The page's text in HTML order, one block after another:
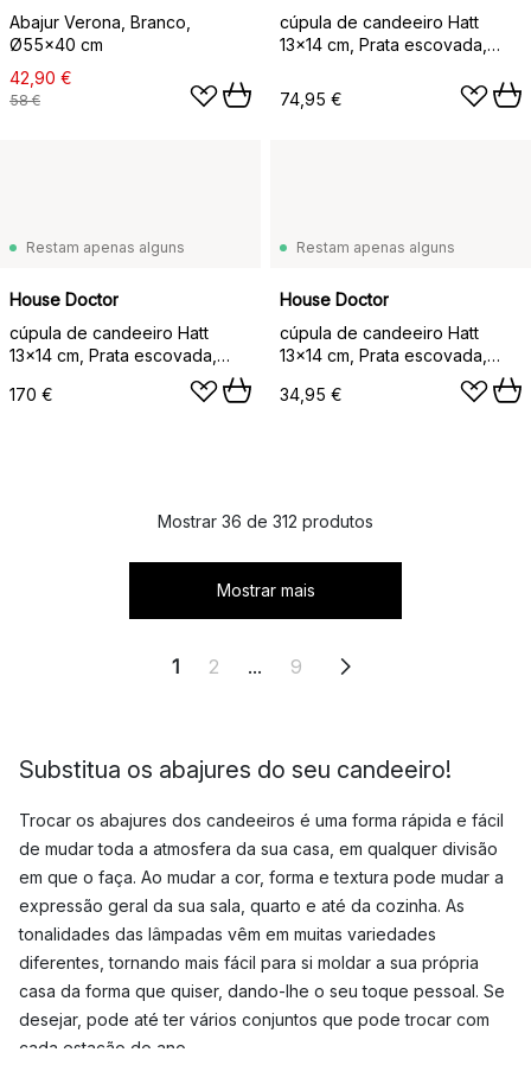
Abajur Verona, Branco,
Ø55x40 cm
42,90 €
58 €
cúpula de candeeiro Hatt
13x14 cm, Prata escovada,
74,95 €
Restam apenas alguns
House Doctor
cúpula de candeeiro Hatt
13x14 cm, Prata escovada,
170 €
Restam apenas alguns
House Doctor
cúpula de candeeiro Hatt
13x14 cm, Prata escovada,
34,95 €
Mostrar 36 de 312 produtos
Mostrar mais
1 2 ... 9
Substitua os abajures do seu candeeiro!
Trocar os abajures dos candeeiros é uma forma rápida e fácil
de mudar toda a atmosfera da sua casa, em qualquer divisão
em que o faça. Ao mudar a cor, forma e textura pode mudar a
expressão geral da sua sala, quarto e até da cozinha. As
tonalidades das lâmpadas vêm em muitas variedades
diferentes, tornando mais fácil para si moldar a sua própria
casa da forma que quiser, dando-lhe o seu toque pessoal. Se
desejar, pode até ter vários conjuntos que pode trocar com
cada estação do ano.